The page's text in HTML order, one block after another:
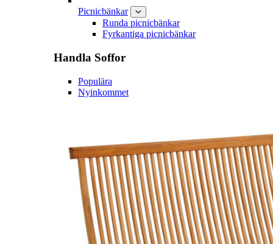
Picnicbänkar
Runda picnicbänkar
Fyrkantiga picnicbänkar
Handla Soffor
Populära
Nyinkommet